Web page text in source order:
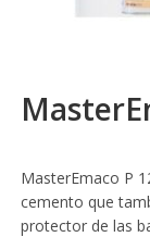
MasterEmaco P
cemento que
protector de las